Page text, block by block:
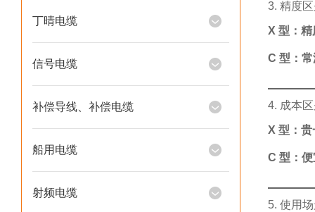
丁晴电缆
信号电缆
补偿导线、补偿电缆
船用电缆
射频电缆
3. 精度
X 型：
C 型：
4. 成本
X 型：贵
C 型：便
5. 使用